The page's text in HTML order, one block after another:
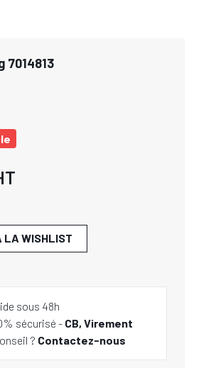
7014813
LA WISHLIST
sous 48h
sécurisé - CB, Virement
? Contactez-nous